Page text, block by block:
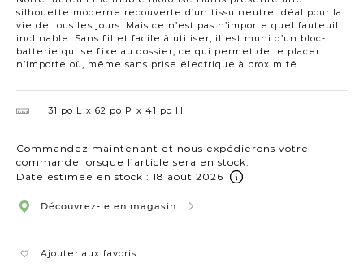
silhouette moderne recouverte d’un tissu neutre idéal pour la
vie de tous les jours. Mais ce n’est pas n’importe quel fauteuil
inclinable. Sans fil et facile à utiliser, il est muni d’un bloc-
batterie qui se fixe au dossier, ce qui permet de le placer
n’importe où, même sans prise électrique à proximité.
31 po L 62 po P 41 po H
Commandez maintenant et nous expédierons votre
commande lorsque l’article sera en stock.
Date estimée en stock : 18 août 2026
Découvrez-le en magasin
Ajouter aux favoris